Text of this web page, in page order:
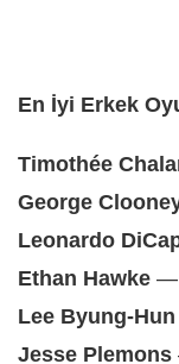
En İyi Erkek
Timothée
George
Leonardo
Ethan Hawke —
Lee Byung-Hun
Jesse Plemons